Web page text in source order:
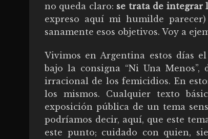
no queda claro: se trata de integrar
expreso aquí mi humilde
sanamente esos objetivos. Voy a
Vivimos en Argentina estos días
bajo la consigna “Ni Una
irracional de los femicidios. En
los mismos. Cualquier texto
exposición pública de un tema
podríamos decir, aquí, que este
este punto; cuidado con quien,